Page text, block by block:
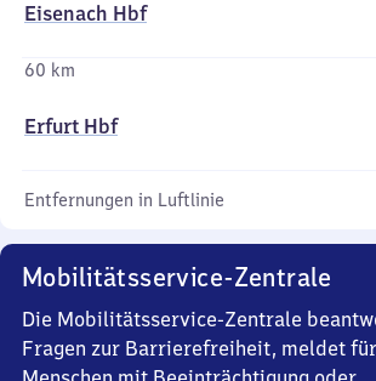
Eisenach Hbf
60 km
Erfurt Hbf
Entfernungen in Luftlinie
Mobilitätsservice-Zentrale
Die Mobilitätsservice-Zentrale
Fragen zur Barrierefreiheit, meldet für